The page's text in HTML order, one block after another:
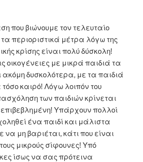
που βιώνουμε τον τελευταίο
περιοριστικά μέτρα λόγω της
κρίσης είναι πολύ δύσκολη!
οικογένειες με μικρά παιδιά τα
δυσκολότερα, με τα παιδιά
καιρό! Λόγω λοιπόν του
των παιδιών κρίνεται
Υπάρχουν πολλοί
ένα παιδί και μάλιστα
να μη βαριέται, κάτι που είναι
μικρούς σίφουνες! Υπό
ίσως να σας πρότεινα